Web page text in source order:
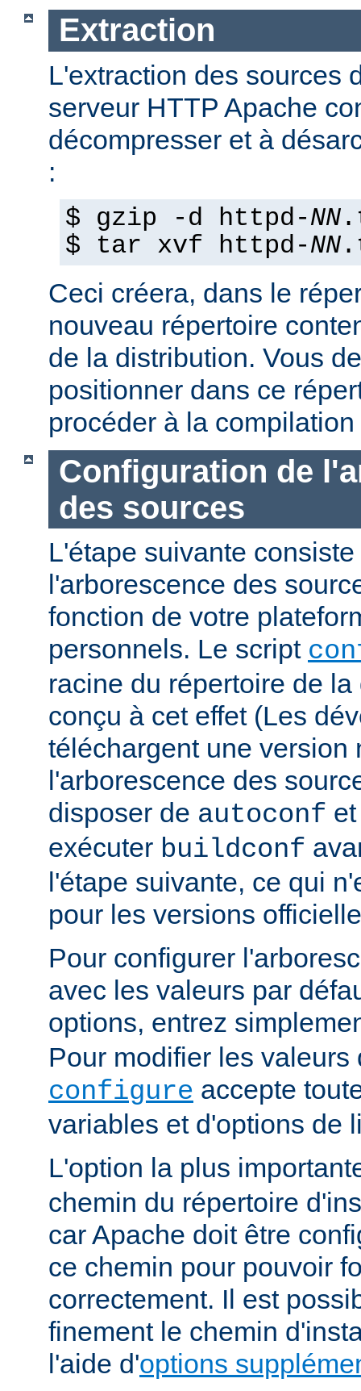
Extraction
L'extraction des sources
serveur HTTP Apache
décompresser et à
:
$ gzip -d httpd-NN
$ tar xvf httpd-NN
Ceci créera, dans le
nouveau répertoire
de la distribution. Vous
positionner dans ce
procéder à la
Configuration de
des sources
L'étape suivante
l'arborescence des
fonction de votre
personnels. Le script
racine du répertoire de
conçu à cet effet (Les
téléchargent une version
l'arborescence des
disposer de autoconf
exécuter buildconf
l'étape suivante, ce qui
pour les versions
Pour configurer
avec les valeurs par
options, entrez
Pour modifier les valeurs
configure accepte
variables et d'options de
L'option la plus
chemin du répertoire
car Apache doit être
ce chemin pour pouvoir
correctement. Il est
finement le chemin
l'aide d'options